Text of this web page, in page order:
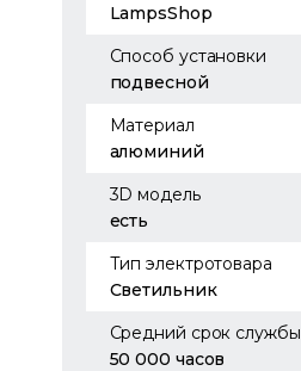
LampsShop
Способ установки
подвесной
Материал
алюминий
3D модель
есть
Тип электротовара
Светильник
Средний срок службы
50 000 часов